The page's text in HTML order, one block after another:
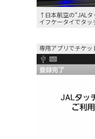
↑日本航空の“JAL
イフケータイでタッ
専用アプリでチケッ